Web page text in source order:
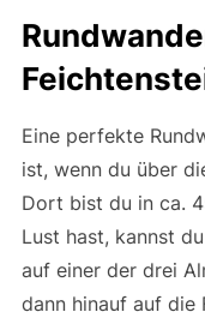
Eine perfekte
ist, wenn du über
Dort bist du in ca.
Lust hast, kannst
auf einer der drei
dann hinauf auf die